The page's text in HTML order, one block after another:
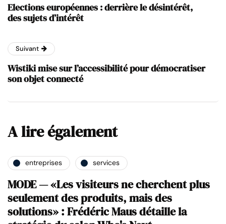
Elections européennes : derrière le désintérêt,
des sujets d’intérêt
Suivant
Wistiki mise sur l’accessibilité pour démocratiser
son objet connecté
A lire également
entreprises services
MODE — «Les visiteurs ne cherchent plus
seulement des produits, mais des
solutions» : Frédéric Maus détaille la